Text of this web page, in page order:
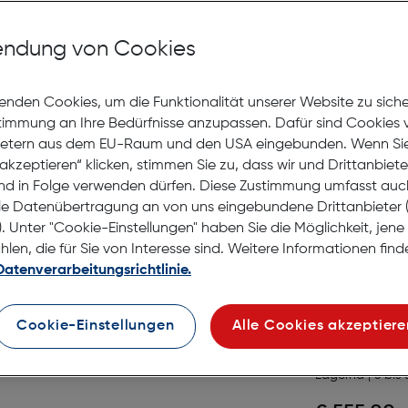
Tamron
6.3 Di
Lagernd | 6
Preis
€ 499,00
in den
Macro
Lagernd | 6 bis
von Cookies
Cookies, um die Funktionalität unserer Website zu
an Ihre Bedürfnisse anzupassen. Dafür sind Cookies
aus dem EU-Raum und den USA eingebunden. Wenn
klicken, stimmen Sie zu, dass wir und
in Folge verwenden dürfen. Diese Zustimmung umfasst
Datenübertragung an von uns eingebundene Drittanbieter
Unter "Cookie-Einstellungen" haben Sie die Möglichkeit,
die für Sie von Interesse sind. Weitere Informationen
Cookie-Einstellungen Alle Cookies